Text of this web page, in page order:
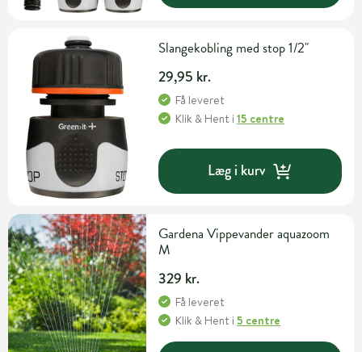
Slangekobling med stop 1/2"
29,95 kr.
Få leveret
Klik & Hent i15 centre
Læg i kurv
Gardena Vippevander aquazoom
M
329 kr.
Få leveret
Klik & Hent i5 centre